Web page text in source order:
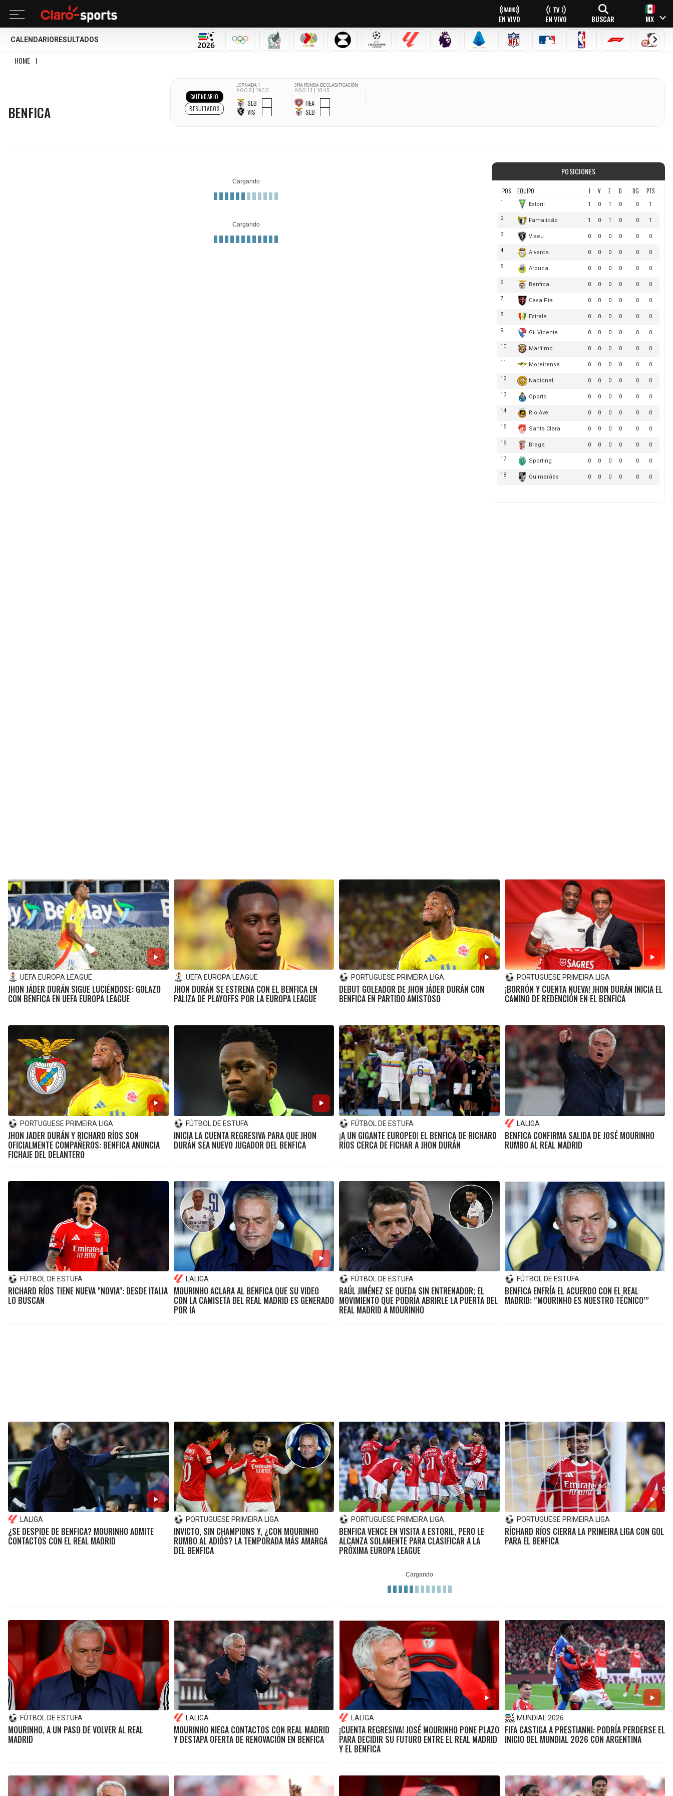
EN VIVO EN VIVO BUSCAR MX
CALENDARIO RESULTADOS
MUNDIAL 2026OLÍMPICOSSELECCIÓN MEXICANA
LIGA MX LEAGUES CUPCHAMPIONS LEAGUE
LALIGA PREMIER LEAGUE
SERIE A NFL MLB NBA FÓRMULA 1
HOME I
BENFICA
UEFA EUROPA LEAGUE
JHON JÁDER DURÁN SIGUE LUCIÉNDOSE: GOLAZO
CON BENFICA EN UEFA EUROPA LEAGUE
UEFA EUROPA LEAGUE
JHON DURÁN SE ESTRENA CON EL BENFICA EN
PALIZA DE PLAYOFFS POR LA EUROPA LEAGUE
PORTUGUESE PRIMEIRA LIGA
DEBUT GOLEADOR DE JHON JÁDER DURÁN CON
BENFICA EN PARTIDO AMISTOSO
PORTUGUESE PRIMEIRA LIGA
¡BORRÓN Y CUENTA NUEVA! JHON DURÁN INICIA EL
CAMINO DE REDENCIÓN EN EL BENFICA
PORTUGUESE PRIMEIRA LIGA
JHON JADER DURÁN Y RICHARD RÍOS SON
OFICIALMENTE COMPAÑEROS: BENFICA ANUNCIA
FICHAJE DEL DELANTERO
FÚTBOL DE ESTUFA
INICIA LA CUENTA REGRESIVA PARA QUE JHON
DURÁN SEA NUEVO JUGADOR DEL BENFICA
FÚTBOL DE ESTUFA
¡A UN GIGANTE EUROPEO! EL BENFICA DE RICHARD
RÍOS CERCA DE FICHAR A JHON DURÁN
LALIGA
BENFICA CONFIRMA SALIDA DE JOSÉ MOURINHO
RUMBO AL REAL MADRID
FÚTBOL DE ESTUFA
RICHARD RÍOS TIENE NUEVA "NOVIA": DESDE ITALIA
LO BUSCAN
LALIGA
MOURINHO ACLARA AL BENFICA QUE SU VIDEO
CON LA CAMISETA DEL REAL MADRID ES GENERADO
POR IA
FÚTBOL DE ESTUFA
RAÚL JIMÉNEZ SE QUEDA SIN ENTRENADOR; EL
MOVIMIENTO QUE PODRÍA ABRIRLE LA PUERTA DEL
REAL MADRID A MOURINHO
FÚTBOL DE ESTUFA
BENFICA ENFRÍA EL ACUERDO CON EL REAL
MADRID: “MOURINHO ES NUESTRO TÉCNICO’”
LALIGA
¿SE DESPIDE DE BENFICA? MOURINHO ADMITE
CONTACTOS CON EL REAL MADRID
PORTUGUESE PRIMEIRA LIGA
INVICTO, SIN CHAMPIONS Y, ¿CON MOURINHO
RUMBO AL ADIÓS? LA TEMPORADA MÁS AMARGA
DEL BENFICA
PORTUGUESE PRIMEIRA LIGA
BENFICA VENCE EN VISITA A ESTORIL, PERO LE
ALCANZA SOLAMENTE PARA CLASIFICAR A LA
PRÓXIMA EUROPA LEAGUE
PORTUGUESE PRIMEIRA LIGA
RÍCHARD RÍOS CIERRA LA PRIMEIRA LIGA CON GOL
PARA EL BENFICA
FÚTBOL DE ESTUFA
MOURINHO, A UN PASO DE VOLVER AL REAL
MADRID
LALIGA
MOURINHO NIEGA CONTACTOS CON REAL MADRID
Y DESTAPA OFERTA DE RENOVACIÓN EN BENFICA
LALIGA
¡CUENTA REGRESIVA! JOSÉ MOURINHO PONE PLAZO
PARA DECIDIR SU FUTURO ENTRE EL REAL MADRID
Y EL BENFICA
MUNDIAL 2026
FIFA CASTIGA A PRESTIANNI: PODRÍA PERDERSE EL
INICIO DEL MUNDIAL 2026 CON ARGENTINA